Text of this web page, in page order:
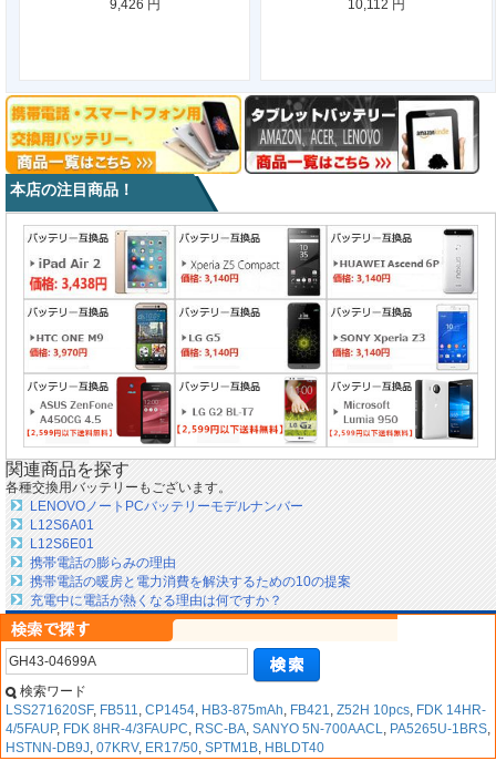
9,426 円
10,112 円
本店の注目商品！
関連商品を探す
各種交換用バッテリーもございます。
LENOVOノートPCバッテリーモデルナンバー
L12S6A01
L12S6E01
携帯電話の膨らみの理由
携帯電話の暖房と電力消費を解決するための10の提案
充電中に電話が熱くなる理由は何ですか？
検索ワード
LSS271620SF, FB511, CP1454, HB3-875mAh, FB421, Z52H 10pcs, FDK 14HR-
4/5FAUP, FDK 8HR-4/3FAUPC, RSC-BA, SANYO 5N-700AACL, PA5265U-1BRS,
HSTNN-DB9J, 07KRV, ER17/50, SPTM1B, HBLDT40